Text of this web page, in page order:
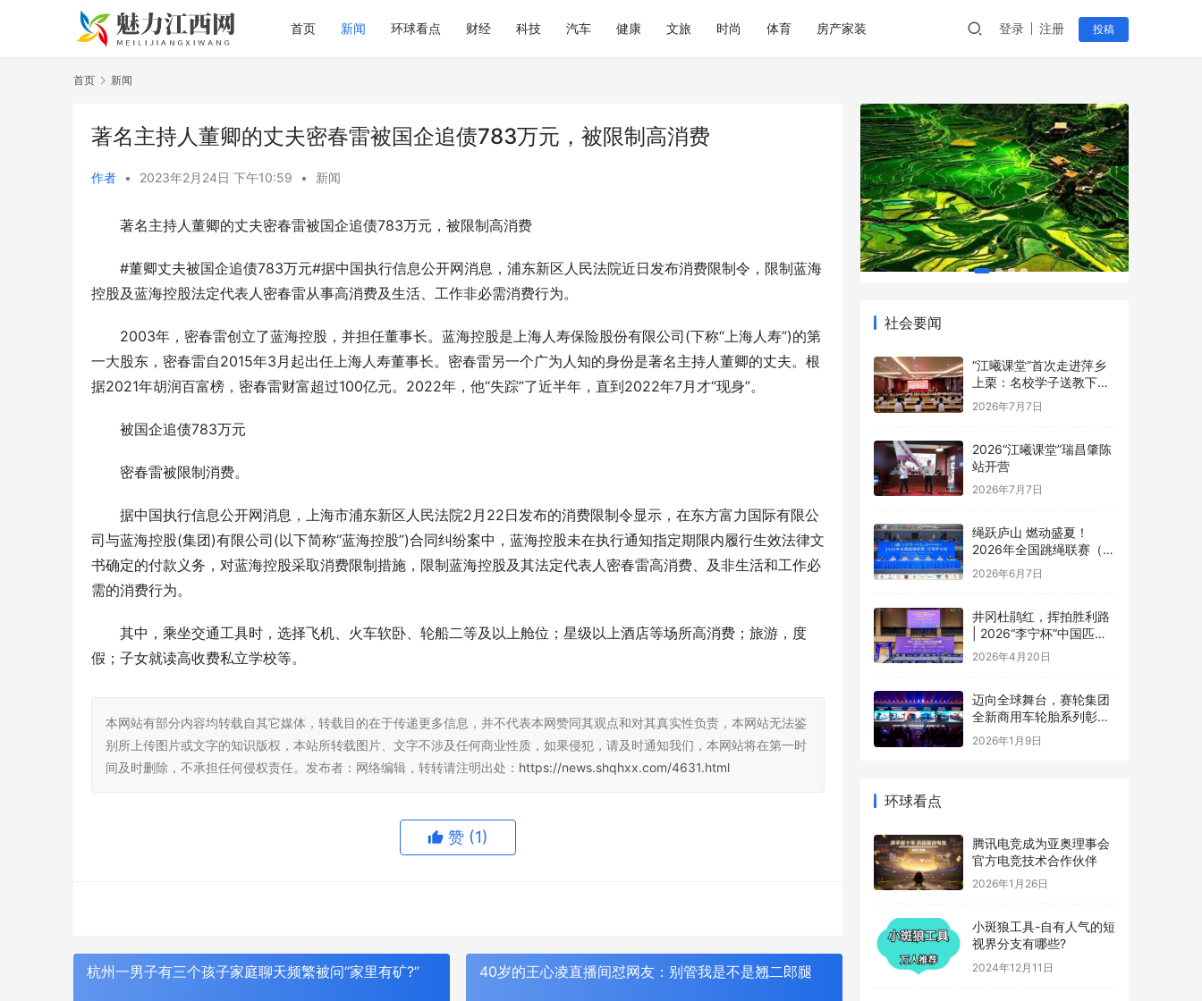
首页 新闻 环球看点 财经 科技 汽车 健康 文旅 时尚 体育 房产家装 登录 注册 投稿
首页 新闻
著名主持人董卿的丈夫密春雷被国企追债783万元，被限制高消费
作者 • 2023年2月24日 下午10:59 • 新闻
著名主持人董卿的丈夫密春雷被国企追债783万元，被限制高消费
#董卿丈夫被国企追债783万元#据中国执行信息公开网消息，浦东新区人民法院近日发布消费限制令，限制蓝海
控股及蓝海控股法定代表人密春雷从事高消费及生活、工作非必需消费行为。
2003年，密春雷创立了蓝海控股，并担任董事长。蓝海控股是上海人寿保险股份有限公司(下称“上海人寿”)的第
一大股东，密春雷自2015年3月起出任上海人寿董事长。密春雷另一个广为人知的身份是著名主持人董卿的丈夫。根
据2021年胡润百富榜，密春雷财富超过100亿元。2022年，他“失踪”了近半年，直到2022年7月才“现身”。
被国企追债783万元
密春雷被限制消费。
据中国执行信息公开网消息，上海市浦东新区人民法院2月22日发布的消费限制令显示，在东方富力国际有限公
司与蓝海控股(集团)有限公司(以下简称“蓝海控股”)合同纠纷案中，蓝海控股未在执行通知指定期限内履行生效法律文
书确定的付款义务，对蓝海控股采取消费限制措施，限制蓝海控股及其法定代表人密春雷高消费、及非生活和工作必
需的消费行为。
其中，乘坐交通工具时，选择飞机、火车软卧、轮船二等及以上舱位；星级以上酒店等场所高消费；旅游，度
假；子女就读高收费私立学校等。
本网站有部分内容均转载自其它媒体，转载目的在于传递更多信息，并不代表本网赞同其观点和对其真实性负责，本网站无法鉴
别所上传图片或文字的知识版权，本站所转载图片、文字不涉及任何商业性质，如果侵犯，请及时通知我们，本网站将在第一时
间及时删除，不承担任何侵权责任。发布者：网络编辑，转转请注明出处： https://news.shqhxx.com/4631.html
赞 (1)
杭州一男子有三个孩子家庭聊天频繁被问“家里有矿?” 40岁的王心凌直播间怼网友：别管我是不是翘二郎腿
社会要闻
“江曦课堂”首次走进萍乡
上栗：名校学子送教下乡
点亮乡村少年暑期梦
2026年7月7日
2026“江曦课堂”瑞昌肇陈
站开营
2026年7月7日
绳跃庐山 燃动盛夏！
2026年全国跳绳联赛（江
西庐山站）盛大开幕
2026年6月7日
井冈杜鹃红，挥拍胜利路
| 2026“李宁杯”中国匹克
球巡回赛井冈山站圆满落
2026年4月20日
迈向全球舞台，赛轮集团
全新商用车轮胎系列彰显
中国品牌实力
2026年1月9日
环球看点
腾讯电竞成为亚奥理事会
官方电竞技术合作伙伴
2026年1月26日
小斑狼工具-自有人气的短
视界分支有哪些?
2024年12月11日